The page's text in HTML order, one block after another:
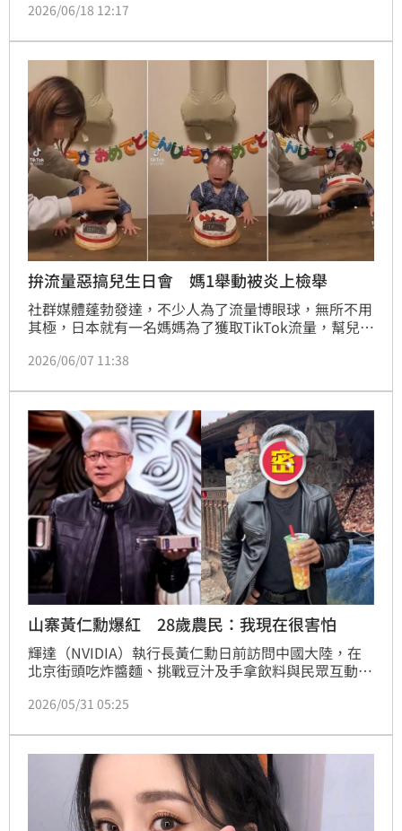
2026/06/18 12:17
拚流量惡搞兒生日會 媽1舉動被炎上檢舉
社群媒體蓬勃發達，不少人為了流量博眼球，無所不用
其極，日本就有一名媽媽為了獲取TikTok流量，幫兒子
看到兒子大爆哭竟還做出1舉動，隨即引發網友撻伐，
2026/06/07 11:38
山寨黃仁勳爆紅 28歲農民：我現在很害怕
輝達（NVIDIA）執行長黃仁勳日前訪問中國大陸，在
北京街頭吃炸醬麵、挑戰豆汁及手拿飲料與民眾互動畫
楊洋。他因長相神似黃仁勳，將帳號改名為「黃銀
支影片突破百萬觀看，不過面對突如其來的龐大流量，
他卻坦言「我現在很害怕。」
2026/05/31 05:25